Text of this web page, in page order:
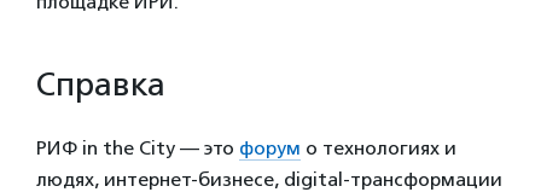
Справка
РИФ in the City — это форум о технологиях и
людях, интернет-бизнесе, digital-трансформации